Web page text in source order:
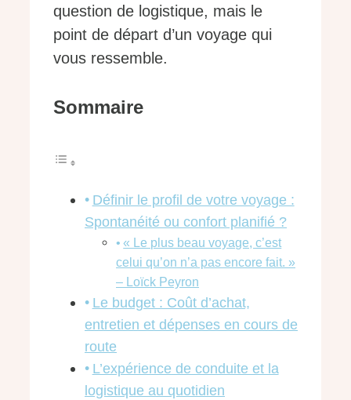
question de logistique, mais le
point de départ d’un voyage qui
vous ressemble.
Sommaire
Définir le profil de votre voyage :
Spontanéité ou confort planifié ?
« Le plus beau voyage, c’est
celui qu’on n’a pas encore fait. »
– Loïck Peyron
Le budget : Coût d’achat,
entretien et dépenses en cours de
route
L’expérience de conduite et la
logistique au quotidien